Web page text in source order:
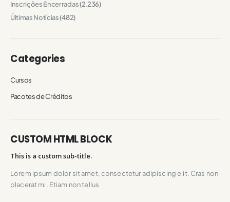
Inscrições Encerradas(2.236)
Últimas Notícias(482)
Categories
Cursos
Pacotes de Créditos
CUSTOM HTML BLOCK
This is a custom sub-title.
Lorem ipsum dolor sit amet, consectetur adipiscing elit. Cras non
placerat mi. Etiam non tellus